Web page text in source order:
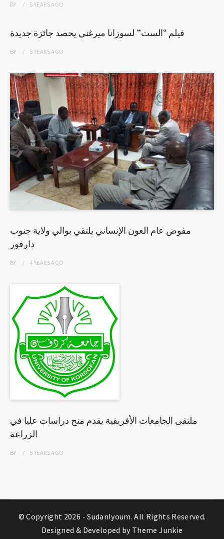
BY 5 YEARSAGO
فيلم “الست” لسوزانا ميرغني يحصد جائزة جديدة
BY 5 YEARSAGO
مفوض عام العون الإنساني يلتقي بوالي ولاية جنوب
دارفور
BY 4 YEARSAGO
ملتقى الجامعات الأفريقية يقدم منح دراسات عليا في
الزراعة
BY 5 YEARSAGO
© Copyright 2026 -Sudanlyoum. All Rights Reserved.
Designed & Developed by Theme Junkie